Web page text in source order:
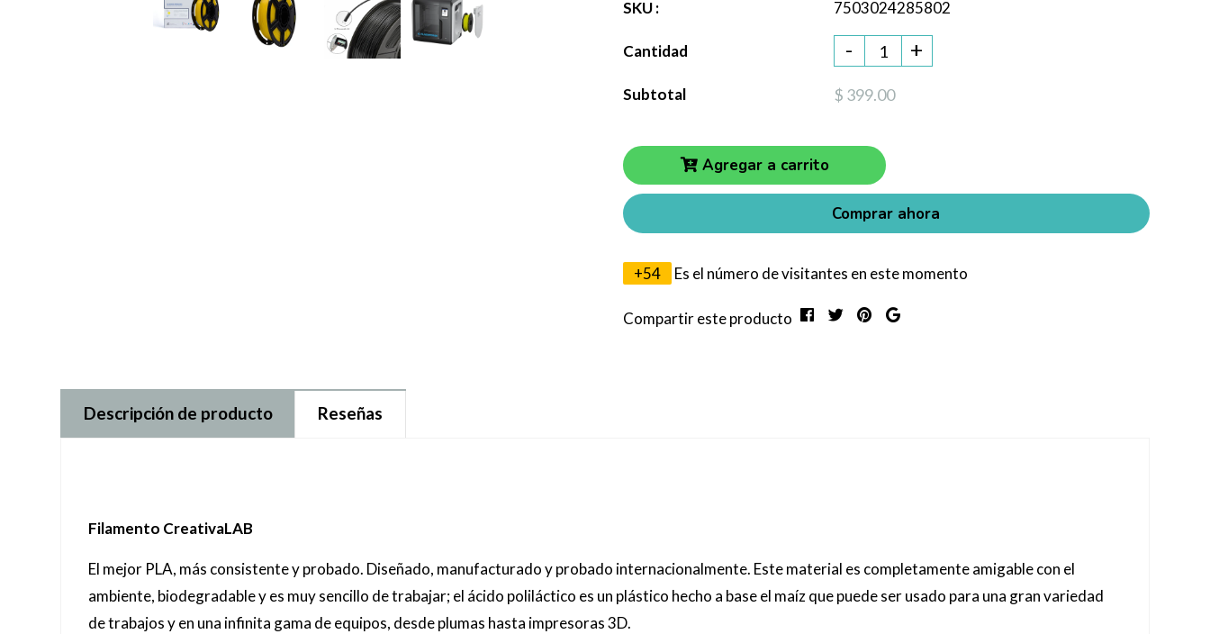
SKU : 7503024285802
Cantidad - +
Subtotal $ 399.00
Agregar a carrito
Comprar ahora
+54 Es el número de visitantes en este momento
Compartir este producto
Descripción de producto Reseñas
Filamento CreativaLAB
El mejor PLA, más consistente y probado. Diseñado, manufacturado y probado internacionalmente. Este material es completamente amigable con el
ambiente, biodegradable y es muy sencillo de trabajar; el ácido poliláctico es un plástico hecho a base el maíz que puede ser usado para una gran variedad
de trabajos y en una infinita gama de equipos, desde plumas hasta impresoras 3D.